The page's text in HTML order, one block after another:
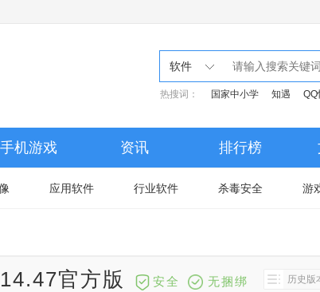
软件
热搜词： 国家中小学 知遇 QQ
手机游戏 资讯 排行榜
应用软件 行业软件 杀毒安全 游
官方版 安全 无捆绑 历史版